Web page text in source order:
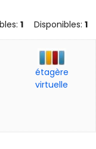
1 Disponibles: 1
étagère
virtuelle